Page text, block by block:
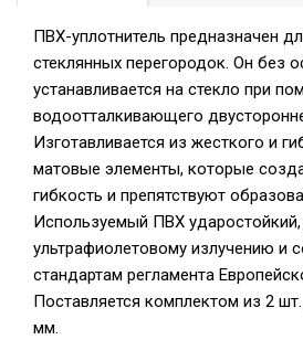
ПВХ-уплотнитель предназначен
стеклянных перегородок. Он без
устанавливается на стекло при
водоотталкивающего
Изготавливается из жесткого и
матовые элементы, которые
гибкость и препятствуют
Используемый ПВХ ударостойкий,
ультрафиолетовому излучению и
стандартам регламента
Поставляется комплектом из 2
мм.